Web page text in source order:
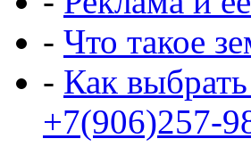
- Что такое
- Как
+7(906)257-